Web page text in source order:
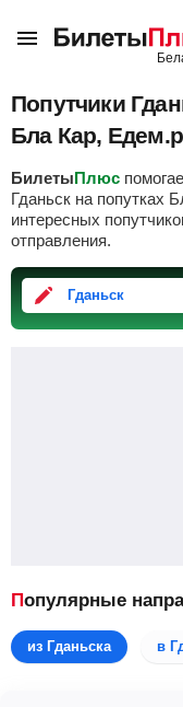
Попутчики
Бла Кар,
БилетыПлюс
Гданьск на попутках
интересных
отправления.
Гданьск
Популярные
из Гданьска в